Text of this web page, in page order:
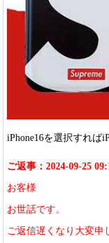
iPhone16を選択すれば
ご返事：2024-09-25
お客様
お世話です。
ご返信遅くなり大変申